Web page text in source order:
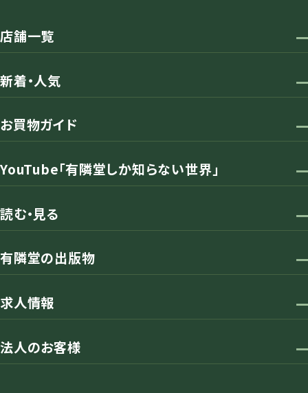
店舗一覧
新着・人気
お買物ガイド
YouTube「有隣堂しか知らない世界」
読む・見る
有隣堂の出版物
求人情報
法人のお客様